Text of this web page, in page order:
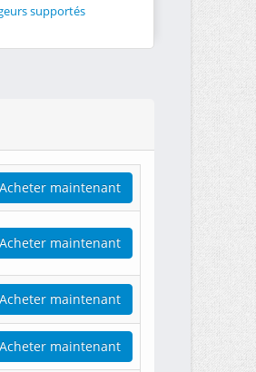
supportés
Acheter maintenant
Acheter maintenant
Acheter maintenant
Acheter maintenant